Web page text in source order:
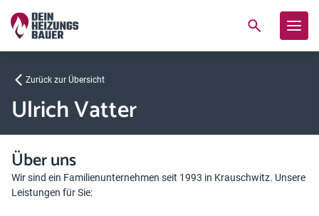
Zurück zur Übersicht
Ulrich Vatter
Über uns
Wir sind ein Familienunternehmen seit 1993 in Krauschwitz. Unsere
Leistungen für Sie: